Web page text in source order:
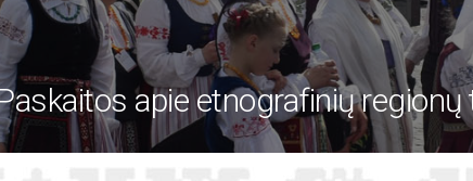
apie etnografinių regionų